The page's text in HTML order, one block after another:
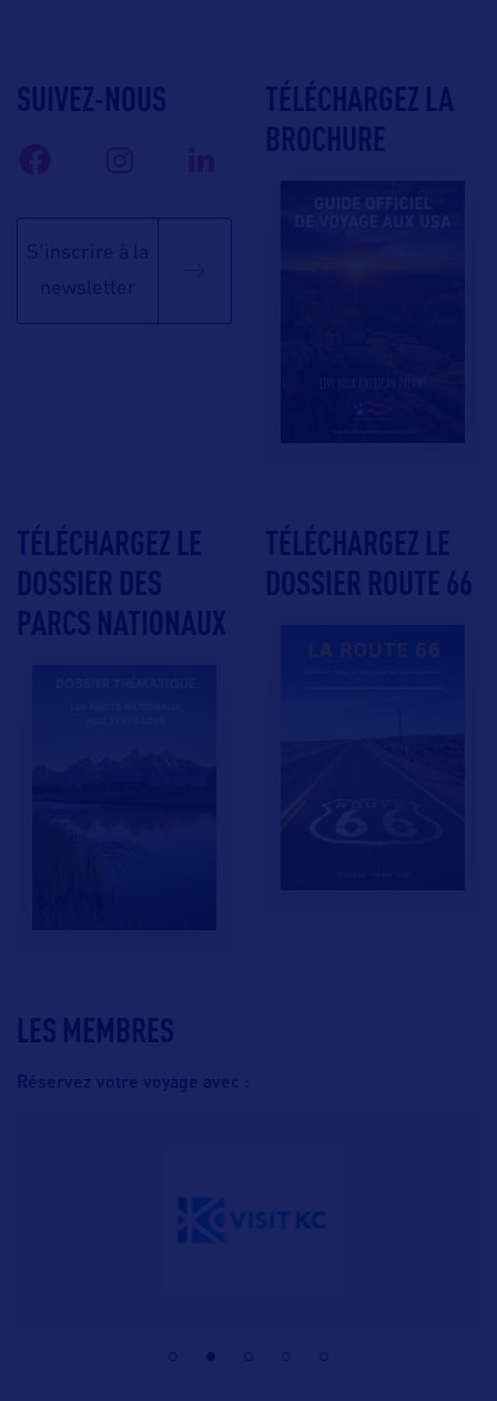
LES MEMBRES
Réservez votre voyage avec :
SUIVEZ-NOUS
S'inscrire à la
newsletter
TÉLÉCHARGEZ LA
BROCHURE
TÉLÉCHARGEZ LE
DOSSIER DES
PARCS NATIONAUX
TÉLÉCHARGEZ LE
DOSSIER ROUTE 66